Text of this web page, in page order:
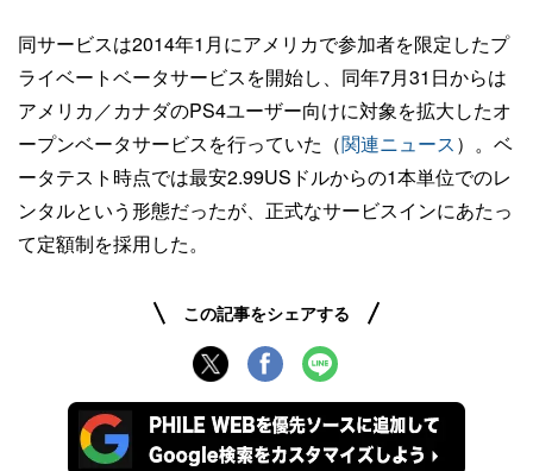
同サービスは2014年1月にアメリカで参加者を限定したプ
ライベートベータサービスを開始し、同年7月31日からは
アメリカ／カナダのPS4ユーザー向けに対象を拡大したオ
ープンベータサービスを行っていた（関連ニュース）。ベ
ータテスト時点では最安2.99USドルからの1本単位でのレ
ンタルという形態だったが、正式なサービスインにあたっ
て定額制を採用した。
この記事をシェアする